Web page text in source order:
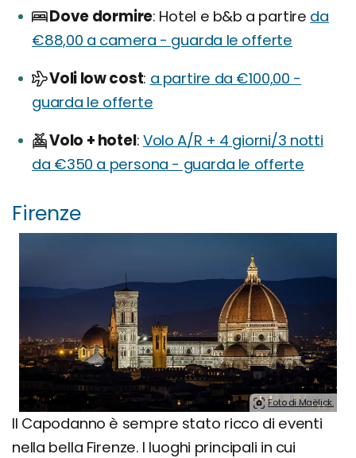
Dove dormire Hotel e b&b a partire da
€88,00 a camera - guarda le offerte
Voli low cost a partire da €100,00 -
guarda le offerte
Volo + hotel Volo A/R + 4 giorni/3 notti
da €350 a persona - guarda le offerte
Firenze
Foto di Maëlick.
Il Capodanno è sempre stato ricco di eventi
nella bella Firenze. I luoghi principali in cui